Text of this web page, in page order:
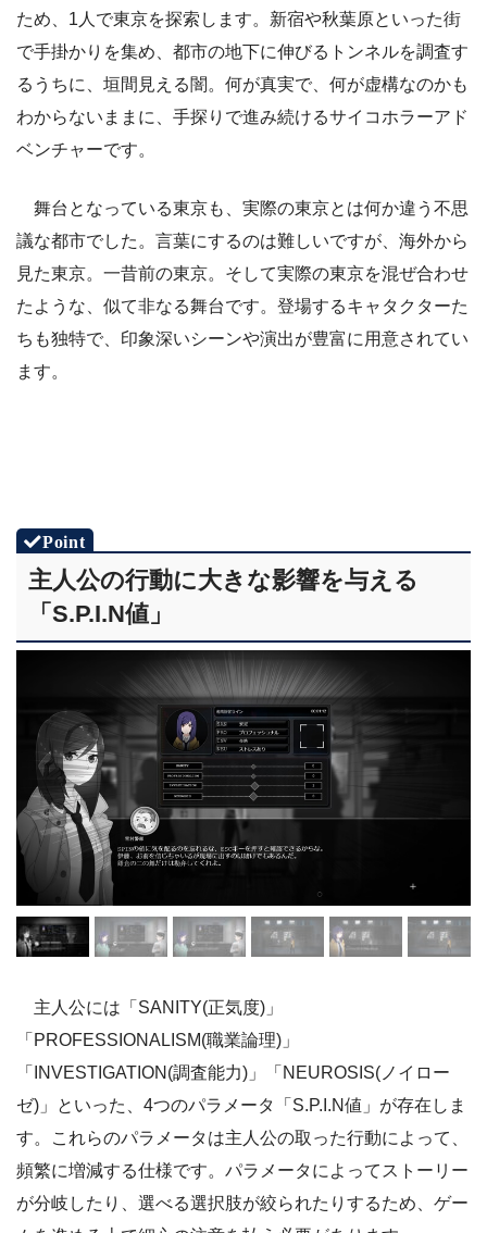
ため、1人で東京を探索します。新宿や秋葉原といった街
で手掛かりを集め、都市の地下に伸びるトンネルを調査す
るうちに、垣間見える闇。何が真実で、何が虚構なのかも
わからないままに、手探りで進み続けるサイコホラーアド
ベンチャーです。
舞台となっている東京も、実際の東京とは何か違う不思
議な都市でした。言葉にするのは難しいですが、海外から
見た東京。一昔前の東京。そして実際の東京を混ぜ合わせ
たような、似て非なる舞台です。登場するキャタクターた
ちも独特で、印象深いシーンや演出が豊富に用意されてい
ます。
主人公の行動に大きな影響を与える
「S.P.I.N値」
主人公には「SANITY(正気度)」
「PROFESSIONALISM(職業論理)」
「INVESTIGATION(調査能力)」「NEUROSIS(ノイロー
ゼ)」といった、4つのパラメータ「S.P.I.N値」が存在しま
す。これらのパラメータは主人公の取った行動によって、
頻繁に増減する仕様です。パラメータによってストーリー
が分岐したり、選べる選択肢が絞られたりするため、ゲー